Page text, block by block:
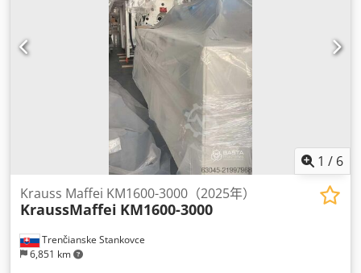
1 / 6
Trenčianske Stankovce
6,851 km
Krauss Maffei KM1600-3000（2025年）
KraussMaffei KM1600-3000